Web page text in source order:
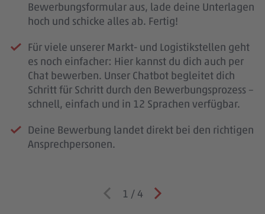
Bewerbungsformular aus, lade deine Unterlagen
hoch und schicke alles ab. Fertig!
Für viele unserer Markt- und Logistikstellen geht
es noch einfacher: Hier kannst du dich auch per
Chat bewerben. Unser Chatbot begleitet dich
Schritt für Schritt durch den Bewerbungsprozess –
schnell, einfach und in 12 Sprachen verfügbar.
Deine Bewerbung landet direkt bei den richtigen
Ansprechpersonen.
1 / 4